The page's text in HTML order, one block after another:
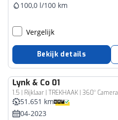
100,0 l/100 km
Vergelijk
Bekijk details
Lynk & Co 01
1.5 | Rijklaar | TREKHAAK | 360° Camera |
51.651 km
04-2023